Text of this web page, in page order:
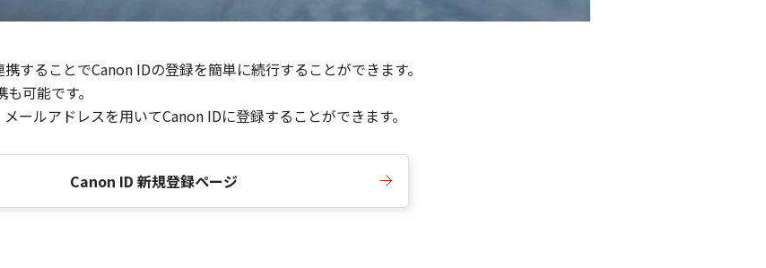
ることでCanon IDの登録を簡単に続行することができます。
可能です。
ルアドレスを用いてCanon IDに登録することができます。
Canon ID 新規登録ページ